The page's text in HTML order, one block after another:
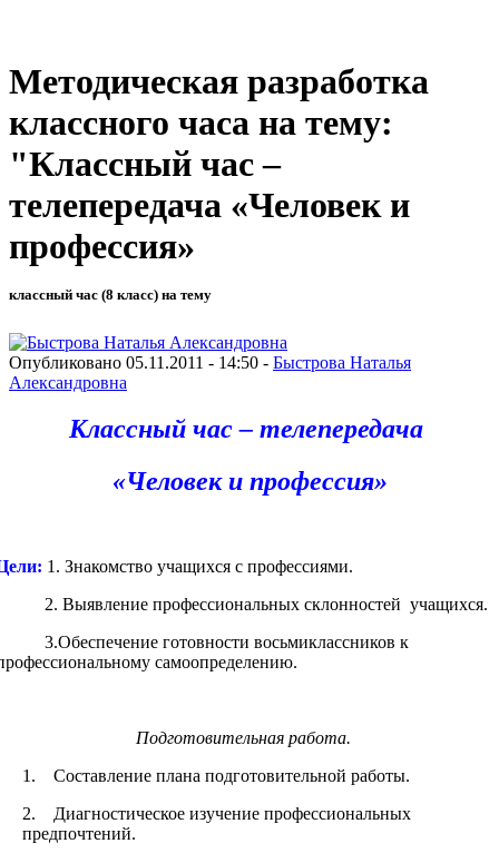
Методическая разработка
классного часа на тему:
"Классный час –
телепередача «Человек и
профессия»
классный час (8 класс) на тему
Опубликовано 05.11.2011 - 14:50 - Быстрова Наталья
Александровна
Классный час – телепередача
«Человек и профессия»
1. Знакомство учащихся с профессиями.
Выявление профессиональных склонностей учащихся.
готовности восьмиклассников к
самоопределению.
Подготовительная работа.
1. Составление плана подготовительной работы.
2. Диагностическое изучение профессиональных
предпочтений.